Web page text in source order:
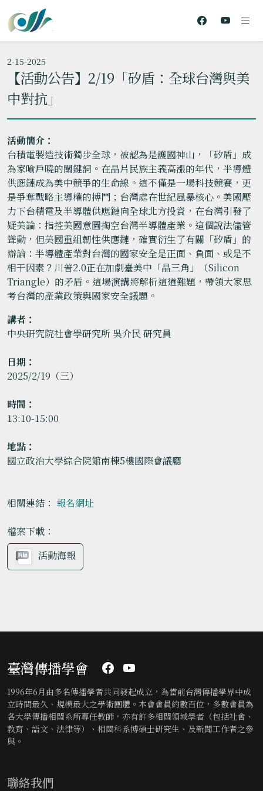
2-15-2025
【活動公告】2/19「矽盾：全球台灣與美
中對抗」
活動簡介：
台積電製造技術獨步全球，被認為是護國神山，「矽盾」成
為家喻戶曉的關鍵詞。在晶片民族主義高漲的年代，半導體
供應鏈成為美中競爭的生命線。這不僅是一場科技競賽，更
是爭奪戰略主導權的搏鬥；台灣處在世紀風暴核心。美國壓
力下台積電及半導體供應鏈向全球北方投資，在台灣引發了
疑美論：指控美國意圖掏空台灣半導體產業。這個說法儘管
聳動，但美國重組韌性供應鏈，確實衍生了有關「矽盾」的
辯論：半導體產業對台灣的國家安全是正面、負面、或是不
相干因素？川普2.0正在加劇臺美中「晶三角」（Silicon
Triangle）的矛盾。這場演講將解析這道難題，帶領大家思
考台灣的產業政策與國家安全議題。
講者：
中央研究院社會學研究所 吳介民 研究員
日期：
2025/2/19（三）
時間：
13:10-15:00
地點：
國立政治大學綜合院館南棟5樓國際會議廳
相關連結： 報名網址
檔案下載：
活動海報
臺灣傳播學會
1996年6月由多名傳播學者共同發起成立，為當前台灣傳播學界中成
立時間最久、規模最大之學術團體。本會會員約數百位，多數會員為
各大學傳播相關系所專任教師，亦有許多相關領域學者（包括社會、
教育、語文、法律等）、相關科系博碩士研究生、及新聞工作者之參
與。
聯絡我們